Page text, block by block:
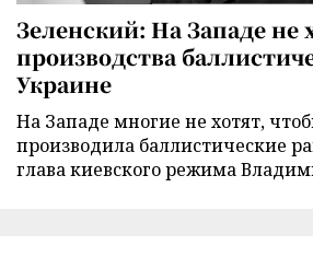
Зеленский: На Западе не
производства
Украине
На Западе многие не хотят,
производила баллистические
глава киевского режима